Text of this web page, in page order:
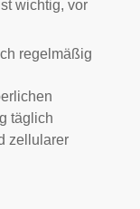
wichtig, vor
regelmäßig
täglich
zellularer